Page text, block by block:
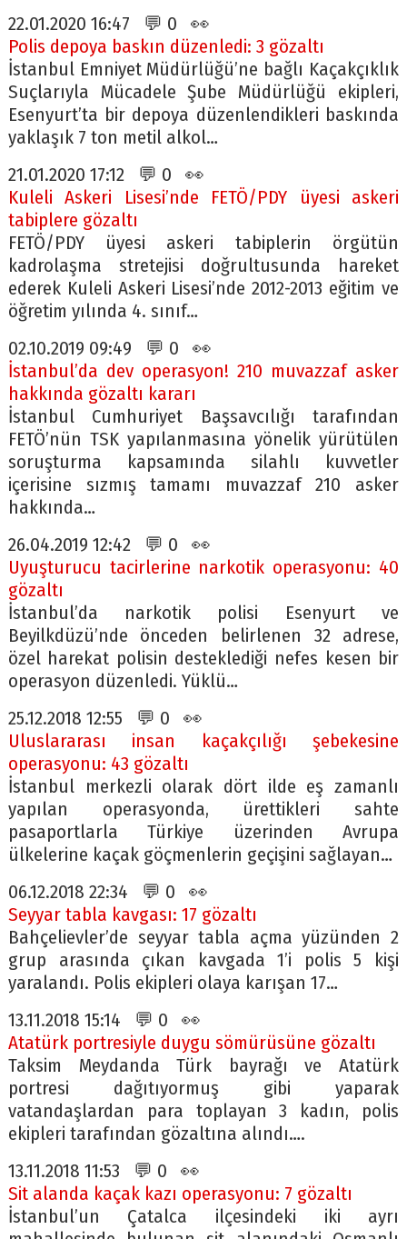
22.01.2020 16:47 💬 0 👀
Polis depoya baskın düzenledi: 3 gözaltı
İstanbul Emniyet Müdürlüğü’ne bağlı Kaçakçıklık
Suçlarıyla Mücadele Şube Müdürlüğü ekipleri,
Esenyurt’ta bir depoya düzenlendikleri baskında
yaklaşık 7 ton metil alkol…
21.01.2020 17:12 💬 0 👀
Kuleli Askeri Lisesi’nde FETÖ/PDY üyesi askeri
tabiplere gözaltı
FETÖ/PDY üyesi askeri tabiplerin örgütün
kadrolaşma stretejisi doğrultusunda hareket
ederek Kuleli Askeri Lisesi’nde 2012-2013 eğitim ve
öğretim yılında 4. sınıf…
02.10.2019 09:49 💬 0 👀
İstanbul’da dev operasyon! 210 muvazzaf asker
hakkında gözaltı kararı
İstanbul Cumhuriyet Başsavcılığı tarafından
FETÖ’nün TSK yapılanmasına yönelik yürütülen
soruşturma kapsamında silahlı kuvvetler
içerisine sızmış tamamı muvazzaf 210 asker
hakkında…
26.04.2019 12:42 💬 0 👀
Uyuşturucu tacirlerine narkotik operasyonu: 40
gözaltı
İstanbul’da narkotik polisi Esenyurt ve
Beyilkdüzü’nde önceden belirlenen 32 adrese,
özel harekat polisin desteklediği nefes kesen bir
operasyon düzenledi. Yüklü…
25.12.2018 12:55 💬 0 👀
Uluslararası insan kaçakçılığı şebekesine
operasyonu: 43 gözaltı
İstanbul merkezli olarak dört ilde eş zamanlı
yapılan operasyonda, ürettikleri sahte
pasaportlarla Türkiye üzerinden Avrupa
ülkelerine kaçak göçmenlerin geçişini sağlayan…
06.12.2018 22:34 💬 0 👀
Seyyar tabla kavgası: 17 gözaltı
Bahçelievler’de seyyar tabla açma yüzünden 2
grup arasında çıkan kavgada 1’i polis 5 kişi
yaralandı. Polis ekipleri olaya karışan 17…
13.11.2018 15:14 💬 0 👀
Atatürk portresiyle duygu sömürüsüne gözaltı
Taksim Meydanda Türk bayrağı ve Atatürk
portresi dağıtıyormuş gibi yaparak
vatandaşlardan para toplayan 3 kadın, polis
ekipleri tarafından gözaltına alındı….
13.11.2018 11:53 💬 0 👀
Sit alanda kaçak kazı operasyonu: 7 gözaltı
İstanbul’un Çatalca ilçesindeki iki ayrı